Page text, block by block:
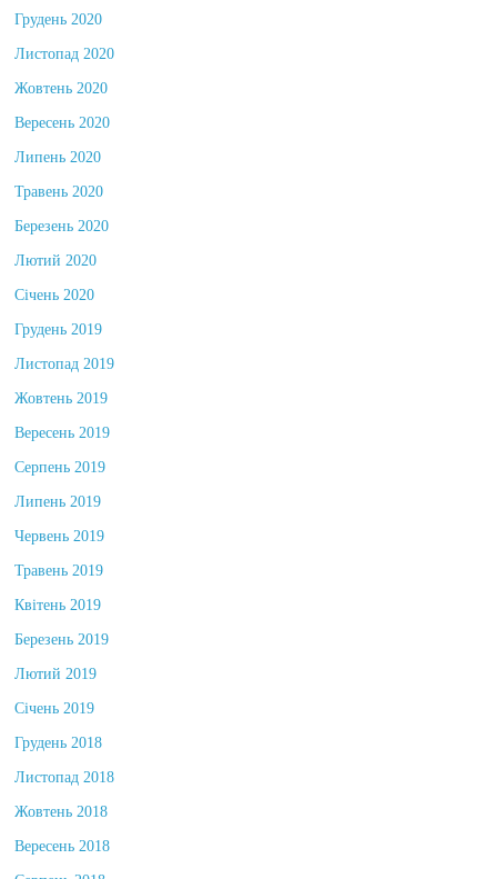
Грудень 2020
Листопад 2020
Жовтень 2020
Вересень 2020
Липень 2020
Травень 2020
Березень 2020
Лютий 2020
Січень 2020
Грудень 2019
Листопад 2019
Жовтень 2019
Вересень 2019
Серпень 2019
Липень 2019
Червень 2019
Травень 2019
Квітень 2019
Березень 2019
Лютий 2019
Січень 2019
Грудень 2018
Листопад 2018
Жовтень 2018
Вересень 2018